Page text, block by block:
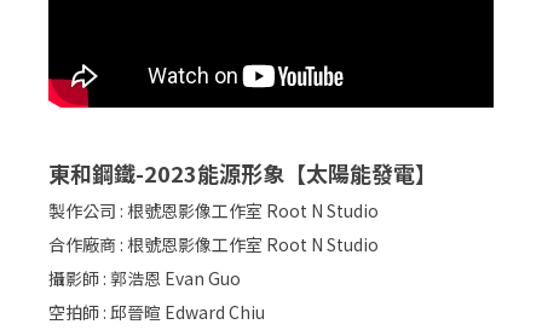
東和鋼鐵-2023能源形象【太陽能發電】
製作公司 : 根號恩影像工作室 Root N Studio
合作廠商 : 根號恩影像工作室 Root N Studio
攝影師 : 郭浩恩 Evan Guo
空拍師 : 邱晉暄 Edward Chiu